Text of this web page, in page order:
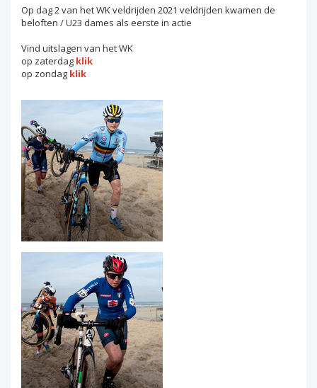
Op dag 2 van het WK veldrijden 2021 veldrijden kwamen de
beloften / U23 dames als eerste in actie
Vind uitslagen van het WK
op zaterdag klik
op zondag klik